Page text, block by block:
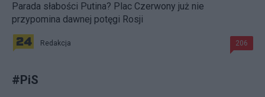
Parada słabości Putina? Plac Czerwony już nie
przypomina dawnej potęgi Rosji
Redakcja 206
#PiS